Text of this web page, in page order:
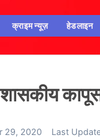
क्राइम न्यूज़ हेडलाइन
29, 2020 Last